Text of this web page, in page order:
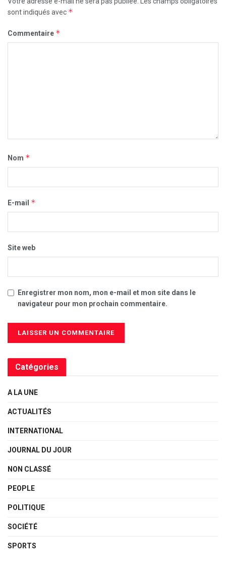
sont indiqués avec *
Commentaire *
Nom *
E-mail *
Site web
Enregistrer mon nom, mon e-mail et mon site dans le
navigateur pour mon prochain commentaire.
Catégories
A LA UNE
ACTUALITÉS
INTERNATIONAL
JOURNAL DU JOUR
NON CLASSÉ
PEOPLE
POLITIQUE
SOCIÉTÉ
SPORTS